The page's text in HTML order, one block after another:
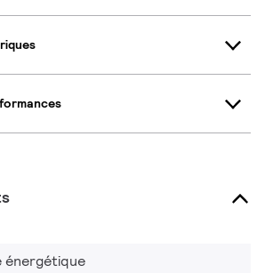
énergétique